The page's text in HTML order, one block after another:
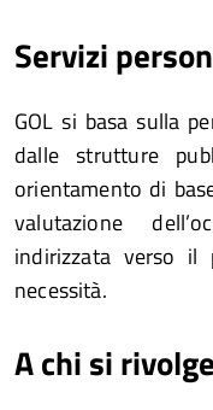
Servizi
GOL si basa sulla
dalle strutture
orientamento di
valutazione
indirizzata verso il
necessità.
A chi si rivolge